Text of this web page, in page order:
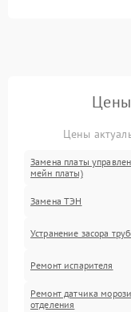
Цены
Цены
Замена платы
мейн платы)
Замена ТЭН
Устранение засора
Ремонт испарителя
Ремонт датчика
отделения